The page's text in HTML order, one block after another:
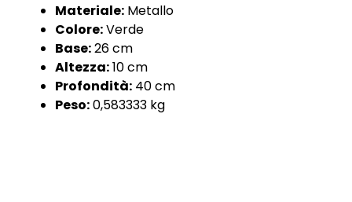
Materiale: Metallo
Colore:Verde
Base:26 cm
Altezza:10 cm
Profondità: 40 cm
Peso:0,583333 kg